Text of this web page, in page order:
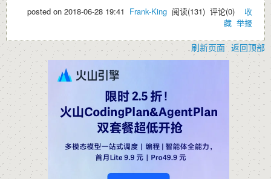
posted on 2018-06-28 19:41 Frank-King 阅读(131) 评论(0) 收
藏 举报
刷新页面 返回顶部